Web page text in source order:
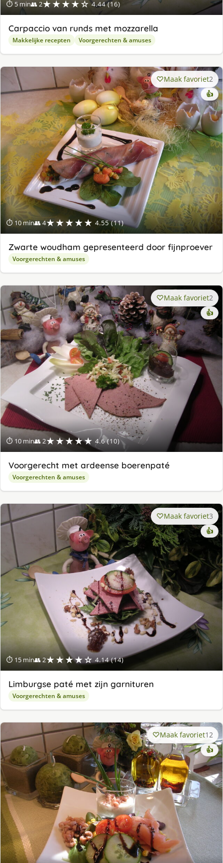
⏱ 5 min👥 2★★★★☆ 4.44 (16)
Carpaccio van runds met mozzarella
Makkelijke recepten Voorgerechten & amuses
⏱ 10 min👥 4★★★★★ 4.55 (11)
Maak favoriet2
👍
Zwarte woudham gepresenteerd door fijnproever
Voorgerechten & amuses
⏱ 10 min👥 2★★★★★ 4.6 (10)
Maak favoriet2
👍
Voorgerecht met ardeense boerenpaté
Voorgerechten & amuses
⏱ 15 min👥 2★★★★☆ 4.14 (14)
Maak favoriet3
👍
Limburgse paté met zijn garnituren
Voorgerechten & amuses
Maak favoriet12
👍